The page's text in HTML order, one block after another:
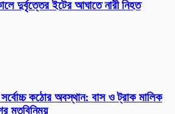
দুর্বৃত্তের ইটের আঘাতে নারী নিহত
কঠোর অবস্থান: বাস ও ট্রাক মালিক
মতবিনিময়